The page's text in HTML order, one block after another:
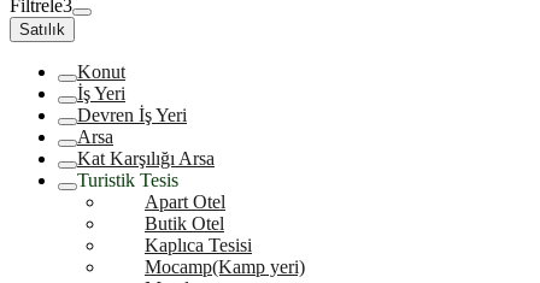
Filtrele3
Satılık
Konut
İş Yeri
Devren İş Yeri
Arsa
Kat Karşılığı Arsa
Turistik Tesis
Apart Otel
Butik Otel
Kaplıca Tesisi
Mocamp(Kamp yeri)